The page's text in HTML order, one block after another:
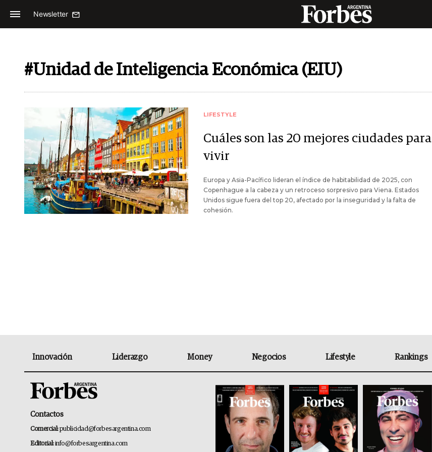
Newsletter
#Unidad de Inteligencia Económica (EIU)
LIFESTYLE
Cuáles son las 20 mejores ciudades para
vivir
Europa y Asia-Pacífico lideran el índice de habitabilidad de 2025, con
Copenhague a la cabeza y un retroceso sorpresivo para Viena. Estados
Unidos sigue fuera del top 20, afectado por la inseguridad y la falta de
cohesión.
Innovación Liderazgo Money Negocios Lifestyle Rankings
Contactos
Comercial:publicidad@forbesargentina.com
Editorial:info@forbesargentina.com